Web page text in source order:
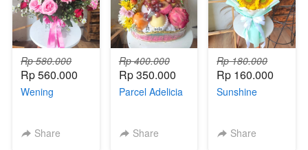
Rp 580.000
Rp 560.000
Wening
Share
Rp 400.000
Rp 350.000
Parcel Adelicia
Share
Rp 180.000
Rp 160.000
Sunshine
Share